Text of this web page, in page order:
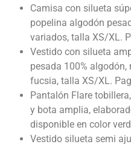
Camisa con silueta
popelina algodón
variados, talla XS/XL.
Vestido con silueta
pesada 100%
fucsia, talla XS/XL.
Pantalón Flare
y bota amplia,
disponible en color
Vestido silueta semi